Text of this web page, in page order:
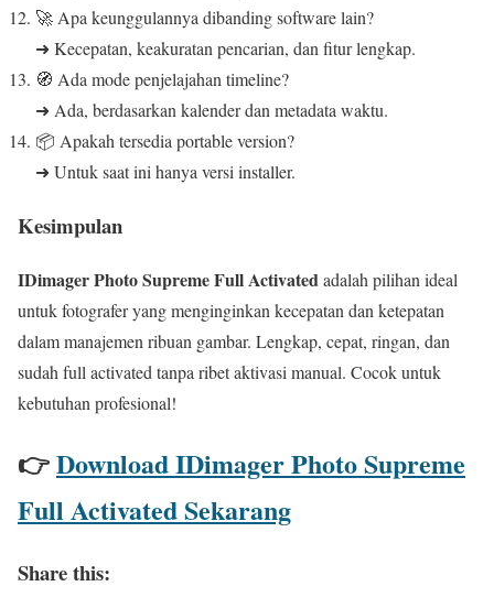
🚀 Apa keunggulannya dibanding software lain?
➜ Kecepatan, keakuratan pencarian, dan fitur lengkap.
🧭 Ada mode penjelajahan timeline?
➜ Ada, berdasarkan kalender dan metadata waktu.
📦 Apakah tersedia portable version?
➜ Untuk saat ini hanya versi installer.
Kesimpulan
IDimager Photo Supreme Full Activatedadalah pilihan ideal
untuk fotografer yang menginginkan kecepatan dan ketepatan
dalam manajemen ribuan gambar. Lengkap, cepat, ringan, dan
sudah full activated tanpa ribet aktivasi manual. Cocok untuk
kebutuhan profesional!
👉Download IDimager Photo Supreme
Full Activated Sekarang
Share this: